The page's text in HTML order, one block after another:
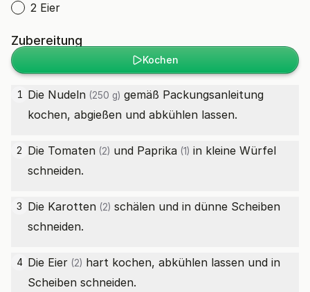
2 Eier
Zubereitung
Kochen
1 Die Nudeln (250 g) gemäß Packungsanleitung
kochen, abgießen und abkühlen lassen.
2 Die Tomaten (2) und Paprika (1) in kleine Würfel
schneiden.
3 Die Karotten (2) schälen und in dünne Scheiben
schneiden.
4 Die Eier (2) hart kochen, abkühlen lassen und in
Scheiben schneiden.